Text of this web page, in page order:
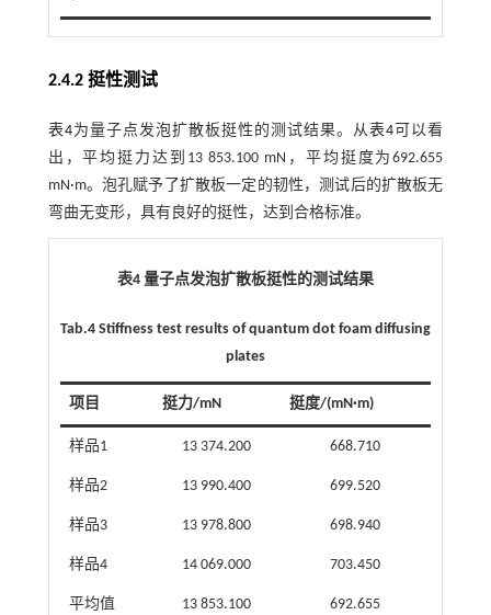
2.4.2 挺性测试
表4为量子点发泡扩散板挺性的测试结果。从表4 可以看
出，平均挺力达到13 853.100 mN，平均挺度为692.655
mN·m。泡孔赋予了扩散板一定的韧性，测试后的扩散板无
弯曲无变形，具有良好的挺性，达到合格标准。
表4 量子点发泡扩散板挺性的测试结果
Tab.4 Stiffness test results of quantum dot foam diffusing
plates
项目 挺力/mN 挺度/(mN·m)
样品1 13 374.200 668.710
样品2 13 990.400 699.520
样品3 13 978.800 698.940
样品4 14 069.000 703.450
平均值 13 853.100 692.655